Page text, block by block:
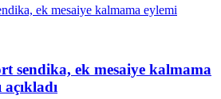
sendika, ek mesaiye kalmama